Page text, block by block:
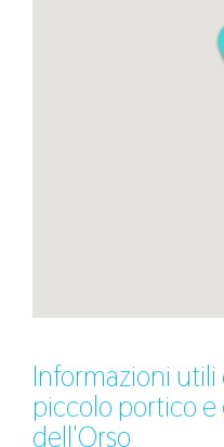
Informazioni utili
piccolo portico e
dell'Orso